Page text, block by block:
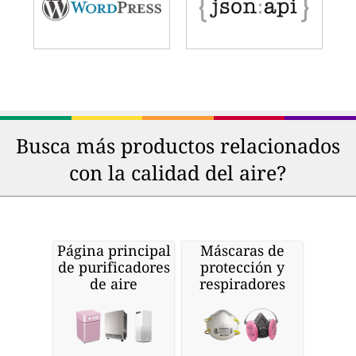
Busca más productos relacionados
con la calidad del aire?
Página principal
de purificadores
de aire
Máscaras de
protección y
respiradores